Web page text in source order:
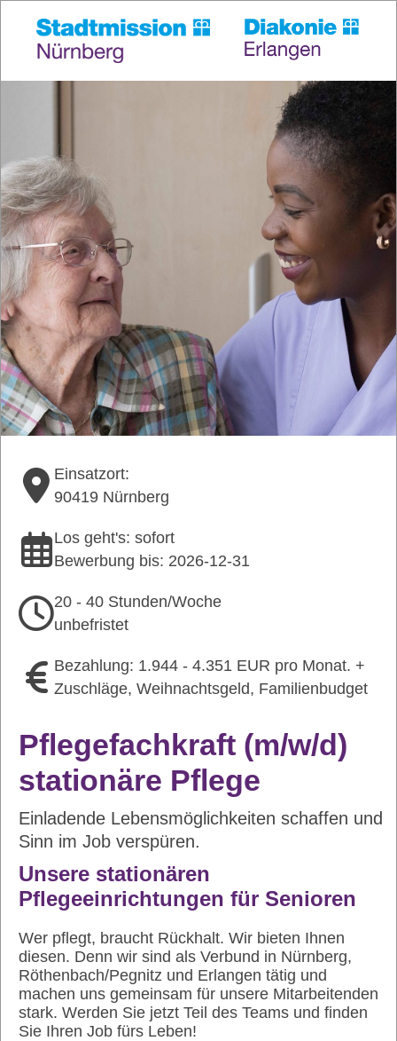
Einsatzort:
90419 Nürnberg
Los geht's: sofort
Bewerbung bis: 2026-12-31
20 - 40 Stunden/Woche
unbefristet
Bezahlung: 1.944 - 4.351 EUR pro Monat. +
Zuschläge, Weihnachtsgeld, Familienbudget
Pflegefachkraft (m/w/d)
stationäre Pflege
Einladende Lebensmöglichkeiten schaffen und
Sinn im Job verspüren.
Unsere stationären
Pflegeeinrichtungen für Senioren
Wer pflegt, braucht Rückhalt. Wir bieten Ihnen
diesen. Denn wir sind als Verbund in Nürnberg,
Röthenbach/Pegnitz und Erlangen tätig und
machen uns gemeinsam für unsere Mitarbeitenden
stark. Werden Sie jetzt Teil des Teams und finden
Sie Ihren Job fürs Leben!